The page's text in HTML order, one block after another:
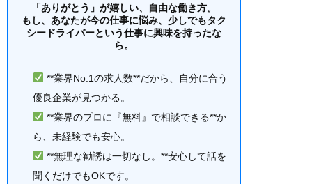
「ありがとう」が嬉しい、自由な働き方。
もし、あなたが今の仕事に悩み、少しでもタク
シードライバーという仕事に興味を持ったな
ら。
**業界No.1の求人数**だから、自分に合う
優良企業が見つかる。
**業界のプロに『無料』で相談できる**か
ら、未経験でも安心。
**無理な勧誘は一切なし。**安心して話を
聞くだけでもOKです。